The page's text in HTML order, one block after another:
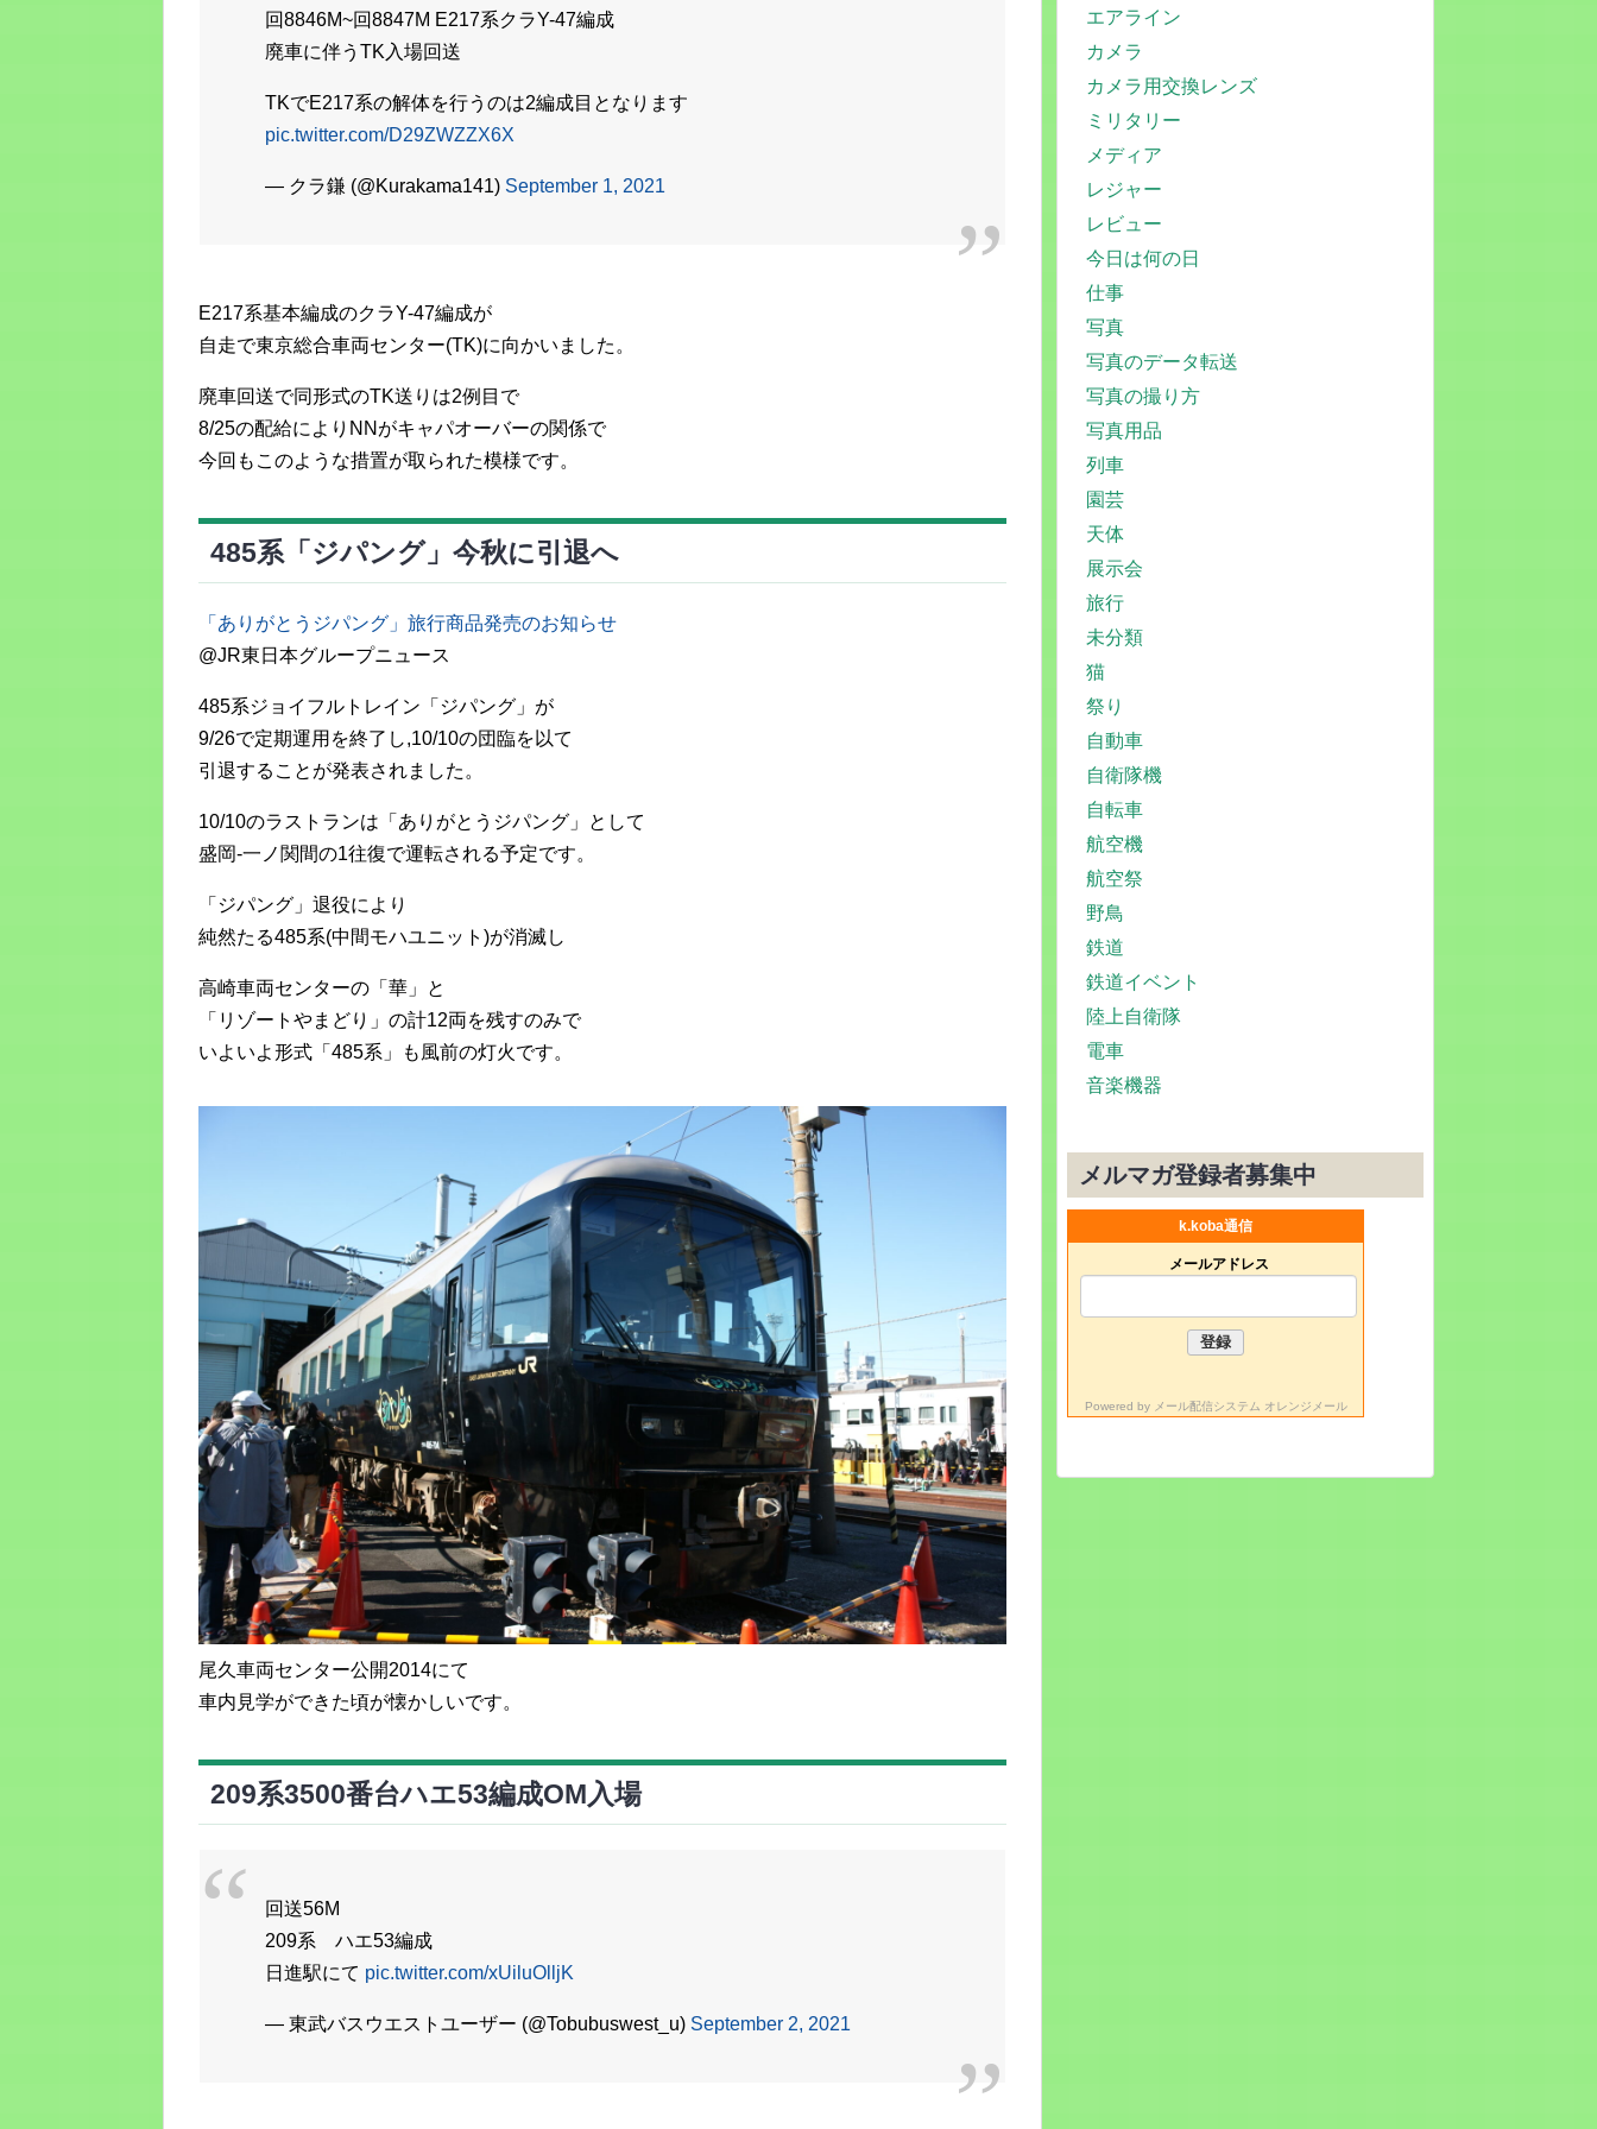
回8846M~回8847M E217系クラY-47編成
廃車に伴うTK入場回送
TKでE217系の解体を行うのは2編成目となります
pic.twitter.com/D29ZWZZX6X
— クラ鎌 (@Kurakama141) September 1, 2021
E217系基本編成のクラY-47編成が
自走で東京総合車両センター(TK)に向かいました。
廃車回送で同形式のTK送りは2例目で
8/25の配給によりNNがキャパオーバーの関係で
今回もこのような措置が取られた模様です。
485系「ジパング」今秋に引退へ
「ありがとうジパング」旅行商品発売のお知らせ
@JR東日本グループニュース
485系ジョイフルトレイン「ジパング」が
9/26で定期運用を終了し,10/10の団臨を以て
引退することが発表されました。
10/10のラストランは「ありがとうジパング」として
盛岡-一ノ関間の1往復で運転される予定です。
「ジパング」退役により
純然たる485系(中間モハユニット)が消滅し
高崎車両センターの「華」と
「リゾートやまどり」の計12両を残すのみで
いよいよ形式「485系」も風前の灯火です。
尾久車両センター公開2014にて
車内見学ができた頃が懐かしいです。
209系3500番台ハエ53編成OM入場
回送56M
209系 ハエ53編成
日進駅にて pic.twitter.com/xUiluOlljK
— 東武バスウエストユーザー (@Tobubuswest_u) September 2, 2021
エアライン
カメラ
カメラ用交換レンズ
ミリタリー
メディア
レジャー
レビュー
今日は何の日
仕事
写真
写真のデータ転送
写真の撮り方
写真用品
列車
園芸
天体
展示会
旅行
未分類
猫
祭り
自動車
自衛隊機
自転車
航空機
航空祭
野鳥
鉄道
鉄道イベント
陸上自衛隊
電車
音楽機器
メルマガ登録者募集中
k.koba通信
メールアドレス
Powered by メール配信システム オレンジメール